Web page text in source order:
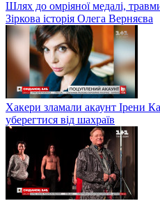
Шлях до омріяної медалі,
Зіркова історія Олега Верняєва
Хакери зламали акаунт Ірени
уберегтися від шахраїв